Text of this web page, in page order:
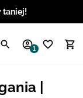
taniej!
1
|